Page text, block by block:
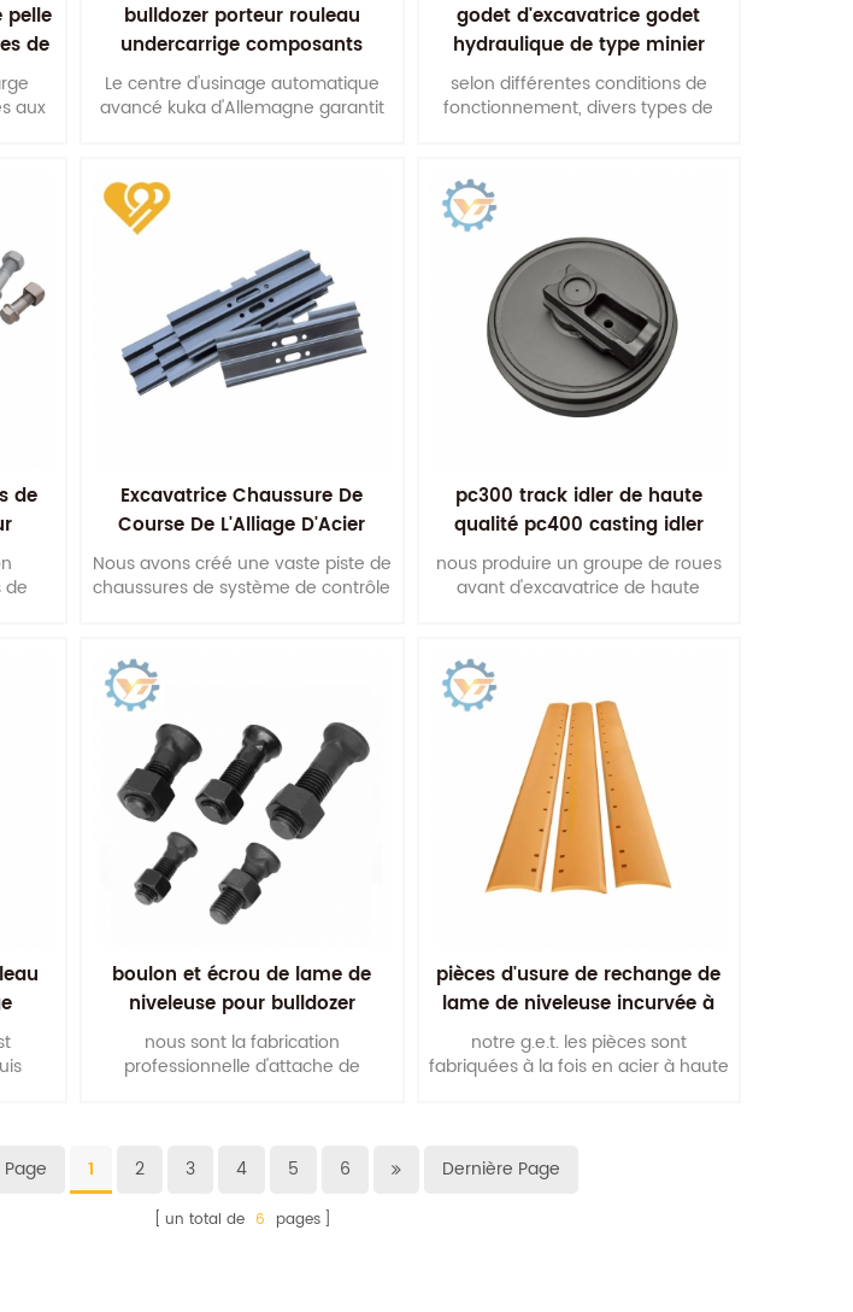
pelle
de
aux
bulldozer porteur rouleau
undercarrige composants
Le centre d'usinage automatique
avancé kuka d'Allemagne garantit
durée de vie de nos rouleaux
godet d'excavatrice godet
hydraulique de type minier
godets renforcés
selon différentes conditions de
fonctionnement, divers types de
matériaux, d'épaisseur de plaques
et de caractéristiques de
de
de
Excavatrice Chaussure De
Course De L'Alliage D'Acier
Patins De Chenille
Nous avons créé une vaste piste de
chaussures de système de contrôle
pc300 track idler de haute
qualité pc400 casting idler
nous produire un groupe de roues
avant d'excavatrice de haute
boulon et écrou de lame de
niveleuse pour bulldozer
nous sont la fabrication
professionnelle d'attache de
pièces d'usure de rechange de
lame de niveleuse incurvée à
double biseau
notre g.e.t. les pièces sont
fabriquées à la fois en acier à haute
améliorer la durée de vie.
1 2 3 4 5 6 Dernière Page
un total de 6 pages